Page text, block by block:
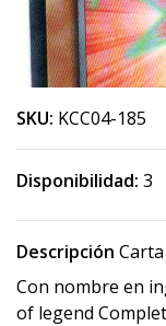
SKU: KCC04-185
Disponibilidad: 3
Descripción
Con nombre en
of legend